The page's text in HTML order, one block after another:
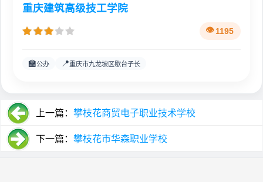
重庆建筑高级技工学院
1195
🏫公办 📍重庆市九龙坡区歇台子长
上一篇： 攀枝花商贸电子职业技术学校
下一篇： 攀枝花市华森职业学校